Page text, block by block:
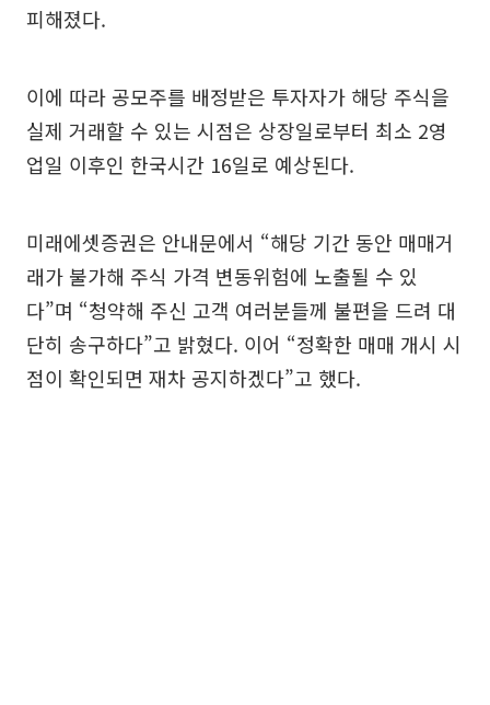
피해졌다.
이에 따라 공모주를 배정받은 투자자가 해당 주식을
실제 거래할 수 있는 시점은 상장일로부터 최소 2영
업일 이후인 한국시간 16일로 예상된다.
미래에셋증권은 안내문에서 “해당 기간 동안 매매거
래가 불가해 주식 가격 변동위험에 노출될 수 있
다”며 “청약해 주신 고객 여러분들께 불편을 드려 대
단히 송구하다”고 밝혔다. 이어 “정확한 매매 개시 시
점이 확인되면 재차 공지하겠다”고 했다.